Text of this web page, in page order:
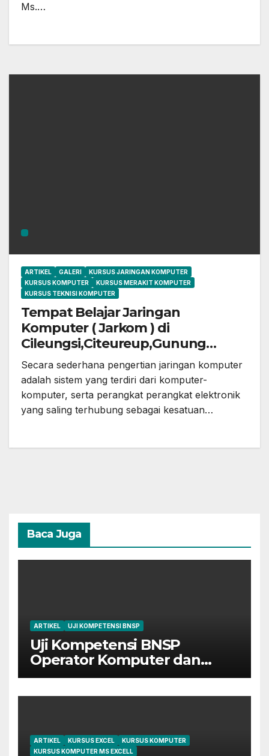
Ms.…
ARTIKEL GALERI
KURSUS JARINGAN KOMPUTER
KURSUS KOMPUTER
KURSUS MERAKIT KOMPUTER
KURSUS TEKNISI KOMPUTER
Tempat Belajar Jaringan
Komputer ( Jarkom ) di
Cileungsi,Citeureup,Gunung
Putri,Cibubur,
Depok,Tangerang,Bekasi dan
sekitarnya
Secara sederhana pengertian jaringan komputer
adalah sistem yang terdiri dari komputer-
komputer, serta perangkat perangkat elektronik
yang saling terhubung sebagai kesatuan…
Baca Juga
ARTIKEL UJI KOMPETENSI BNSP
Uji Kompetensi BNSP
Operator Komputer dan
Digital Marketing di Bekasi
ARTIKEL KURSUS EXCEL
KURSUS KOMPUTER
KURSUS KOMPUTER MS EXCELL